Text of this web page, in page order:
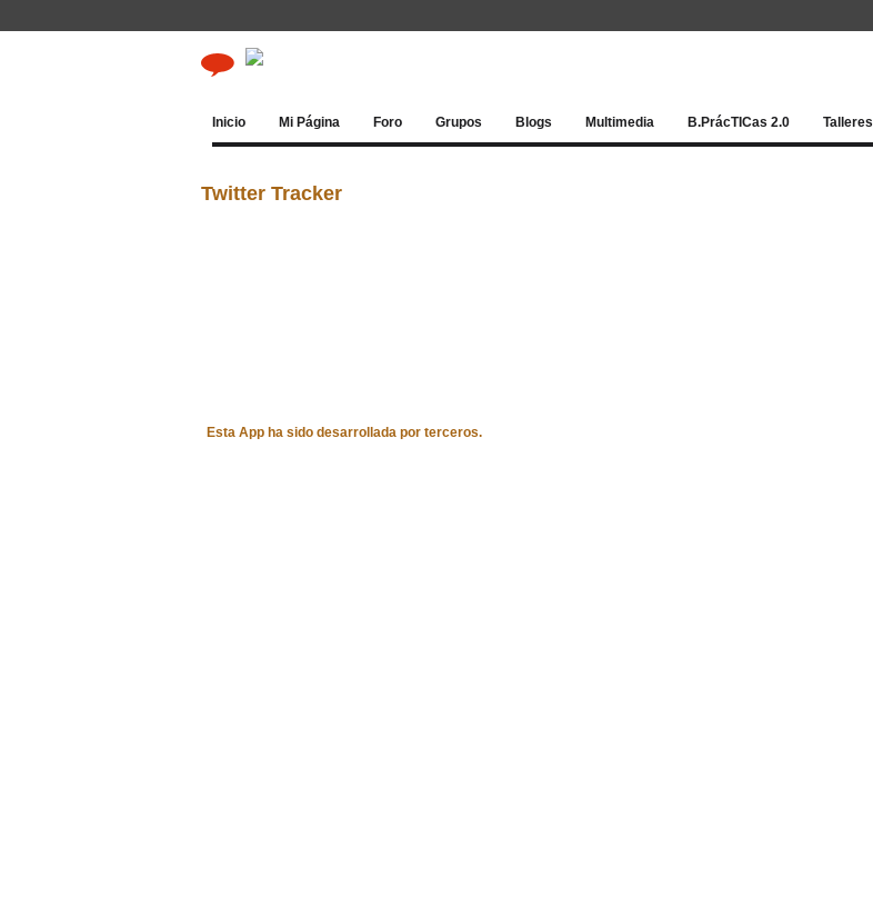
Inicio Mi Página Foro Grupos Blogs Multimedia B.PrácTICas 2.0 Talleres
Twitter Tracker
Esta App ha sido desarrollada por terceros.